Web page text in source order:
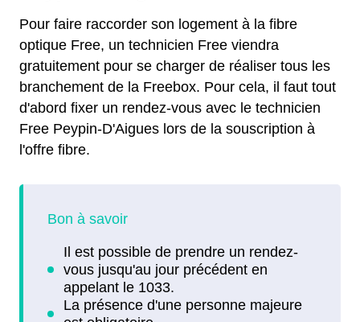
Pour faire raccorder son logement à la fibre
optique Free, un technicien Free viendra
gratuitement pour se charger de réaliser tous les
branchement de la Freebox. Pour cela, il faut tout
d'abord fixer un rendez-vous avec le technicien
Free Peypin-D'Aigues lors de la souscription à
l'offre fibre.